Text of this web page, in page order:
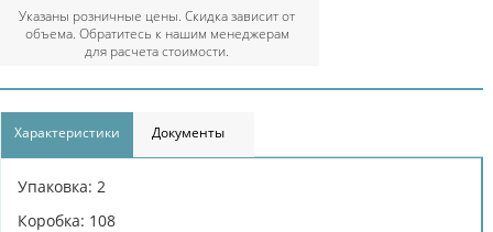
Указаны розничные цены. Скидка зависит от
объема. Обратитесь к нашим менеджерам
для расчета стоимости.
Характеристики Документы
Упаковка: 2
Коробка: 108